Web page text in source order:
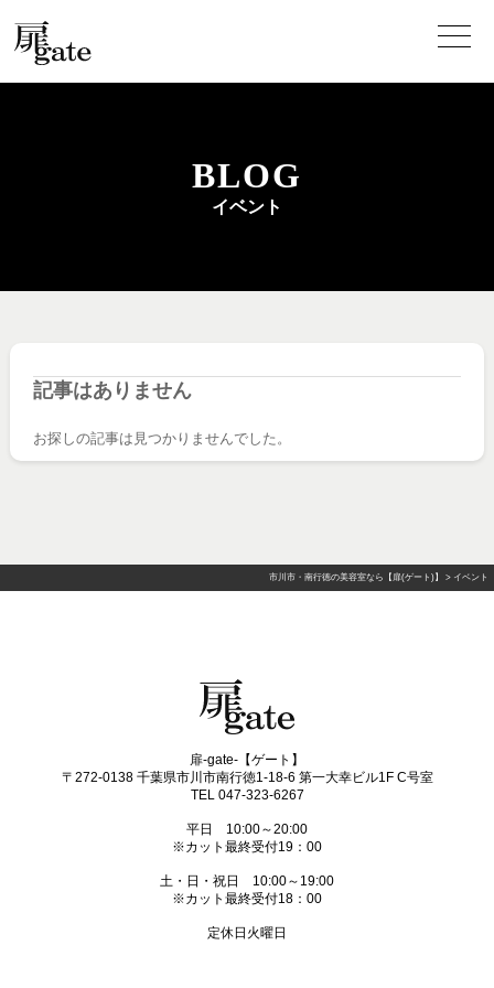
BLOG
イベント
記事はありません
お探しの記事は見つかりませんでした。
市川市・南行徳の美容室なら【扉(ゲート)】 > イベント
扉-gate-【ゲート】
〒272-0138 千葉県市川市南行徳1-18-6 第一大幸ビル1F C号室
TEL 047-323-6267
平日 10:00～20:00
※カット最終受付19：00
土・日・祝日 10:00～19:00
※カット最終受付18：00
定休日火曜日